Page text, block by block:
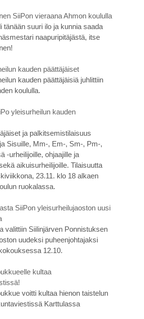
SiiPon vieraana Ahmon koululla
tänään suuri ilo ja kunnia saada
naapuripitäjästä, itse
kauden päättäjäiset
kauden päättäjäisiä juhlittiin
koululla.
yleisurheilun kauden
ja palkitsemistilaisuus
Sisuille, Mm-, Em-, Sm-, Pm-,
-urheilijoille, ohjaajille ja
aikuisurheilijoille. Tilaisuutta
23.11. klo 18 alkaen
ruokalassa.
SiiPon yleisurheilujaoston uusi
valittiin Siilinjärven Ponnistuksen
uudeksi puheenjohtajaksi
12.10.
kultaa
voitti kultaa hienon taistelun
Karttulassa